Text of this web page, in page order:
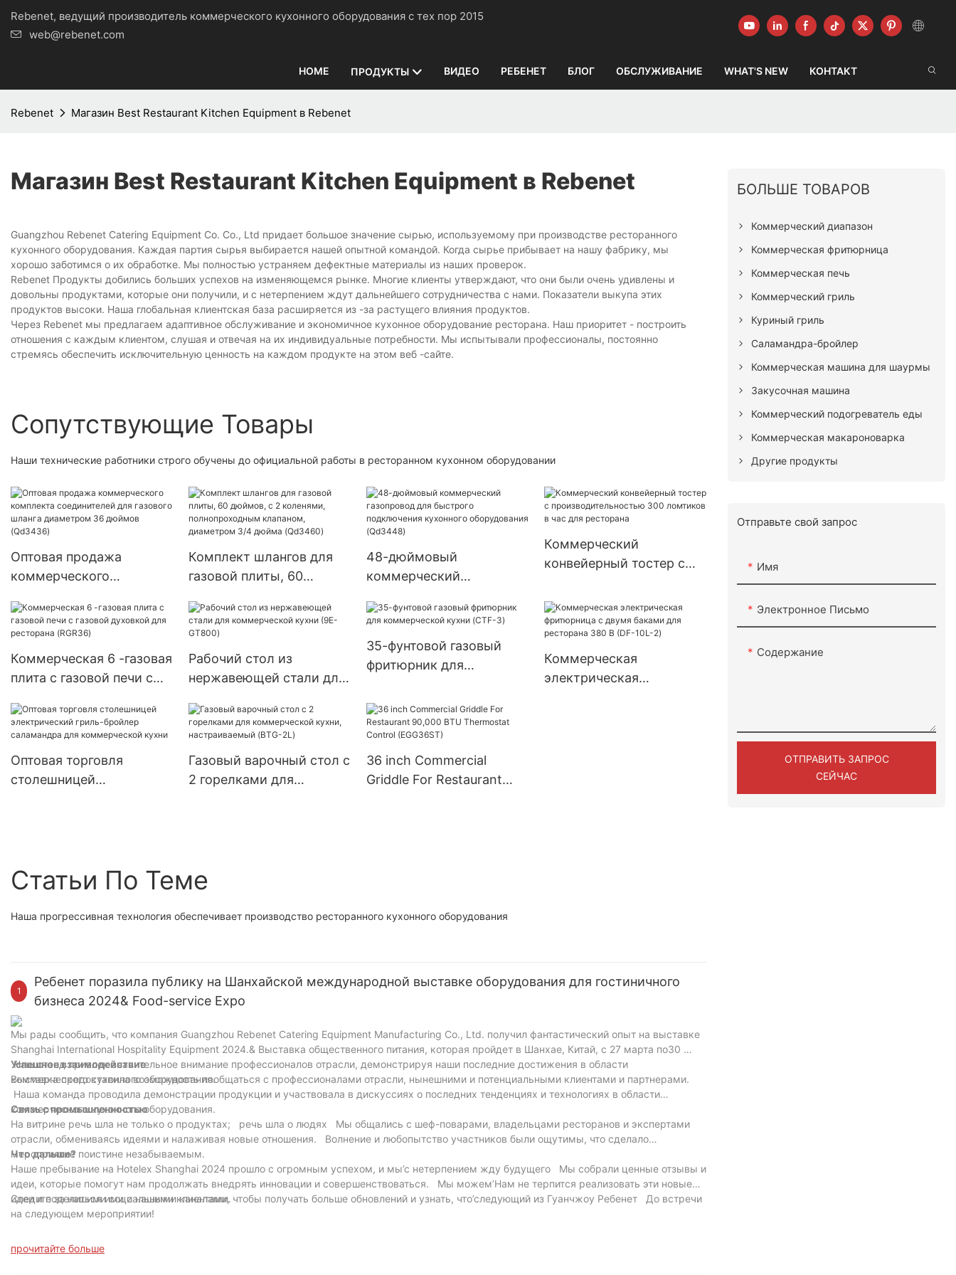
Rebenet, ведущий производитель коммерческого кухонного оборудования с тех пор 2015
web@rebenet.com
HOME ПРОДУКТЫ ВИДЕО РЕБЕНЕТ БЛОГ ОБСЛУЖИВАНИЕ WHAT'S NEW КОНТАКТ
Rebenet Магазин Best Restaurant Kitchen Equipment в Rebenet
Магазин Best Restaurant Kitchen Equipment в Rebenet
Guangzhou Rebenet Catering Equipment Co. Co., Ltd придает большое значение сырью, используемому при производстве ресторанного
кухонного оборудования. Каждая партия сырья выбирается нашей опытной командой. Когда сырье прибывает на нашу фабрику, мы
хорошо заботимся о их обработке. Мы полностью устраняем дефектные материалы из наших проверок.
Rebenet Продукты добились больших успехов на изменяющемся рынке. Многие клиенты утверждают, что они были очень удивлены и
довольны продуктами, которые они получили, и с нетерпением ждут дальнейшего сотрудничества с нами. Показатели выкупа этих
продуктов высоки. Наша глобальная клиентская база расширяется из -за растущего влияния продуктов.
Через Rebenet мы предлагаем адаптивное обслуживание и экономичное кухонное оборудование ресторана. Наш приоритет - построить
отношения с каждым клиентом, слушая и отвечая на их индивидуальные потребности. Мы испытывали профессионалы, постоянно
стремясь обеспечить исключительную ценность на каждом продукте на этом веб -сайте.
Сопутствующие Товары
Наши технические работники строго обучены до официальной работы в ресторанном кухонном оборудовании
Оптовая продажа
коммерческого
для газового шланга
диаметром 36 дюймов
(Qd3436)
Комплект шлангов для
газовой плиты, 60
полнопроходным
клапаном, диаметром
3/4 дюйма (Qd3460)
48-дюймовый
коммерческий
подключения кухонного
Коммерческий
конвейерный тостер с
300 ломтиков в час для
ресторана
Коммерческая 6 -газовая
плита с газовой печи с
ресторана (RGR36)
Рабочий стол из
нержавеющей стали для
(9E-GT800)
35-фунтовой газовый
фритюрник для
(CTF-3)
Коммерческая
электрическая
Оптовая торговля
столешницей
Газовый варочный стол с
2 горелками для
36 inch Commercial
Griddle For Restaurant
Статьи По Теме
Наша прогрессивная технология обеспечивает производство ресторанного кухонного оборудования
1
Ребенет поразила публику на Шанхайской международной выставке оборудования для гостиничного
бизнеса 2024& Food-service Expo
Мы рады сообщить, что компания Guangzhou Rebenet Catering Equipment Manufacturing Co., Ltd. получил фантастический опыт на выставке
Shanghai International Hospitality Equipment 2024.& Выставка общественного питания, которая пройдет в Шанхае, Китай, с 27 марта по30
Наш стенд привлек значительное внимание профессионалов отрасли, демонстрируя наши последние достижения в области
коммерческого кухонного оборудования.
Успешное взаимодействие
Выставка предоставила возможность пообщаться с профессионалами отрасли, нынешними и потенциальными клиентами и партнерами.
Наша команда проводила демонстрации продукции и участвовала в дискуссиях о последних тенденциях и технологиях в области
коммерческого кухонного оборудования.
Связь с промышленностью
На витрине речь шла не только о продуктах; речь шла о людях Мы общались с шеф-поварами, владельцами ресторанов и экспертами
отрасли, обмениваясь идеями и налаживая новые отношения. Волнение и любопытство участников были ощутимы, что сделало
мероприятие поистине незабываемым.
Что дальше?
Наше пребывание на Hotelex Shanghai 2024 прошло с огромным успехом, и мы’с нетерпением жду будущего Мы собрали ценные отзывы и
идеи, которые помогут нам продолжать внедрять инновации и совершенствоваться. Мы можем’Нам не терпится реализовать эти новые
идеи и поделиться ими с нашими клиентами.
Следите за нашими социальными каналами, чтобы получать больше обновлений и узнать, что’следующий из Гуанчжоу Ребенет До встречи
на следующем мероприятии!
прочитайте больше
БОЛЬШЕ ТОВАРОВ
Коммерческий диапазон
Коммерческая фритюрница
Коммерческая печь
Коммерческий гриль
Куриный гриль
Саламандра-бройлер
Коммерческая машина для шаурмы
Закусочная машина
Коммерческий подогреватель еды
Коммерческая макароноварка
Другие продукты
Отправьте свой запрос
Имя
Электронное Письмо
Содержание
ОТПРАВИТЬ ЗАПРОС
СЕЙЧАС